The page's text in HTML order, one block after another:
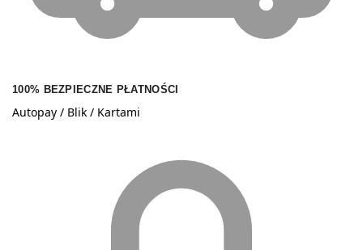
100% BEZPIECZNE PŁATNOŚCI
Autopay / Blik / Kartami